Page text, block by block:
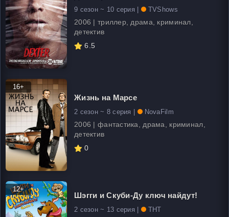
9 сезон ~ 10 серия | TVShows
2006 | триллер, драма, криминал,
детектив
6.5
16+
Жизнь на Марсе
2 сезон ~ 8 серия | NovaFilm
2006 | фантастика, драма, криминал,
детектив
0
12+
Шэгги и Скуби-Ду ключ найдут!
2 сезон ~ 13 серия | ТНТ